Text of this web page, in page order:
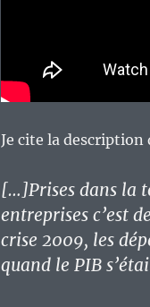
Je cite la description
[…]Prises dans la
entreprises c’est
crise 2009, les
quand le PIB